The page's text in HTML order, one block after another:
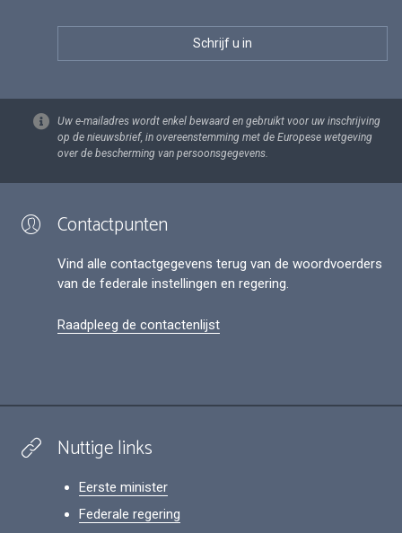
Uw e-mailadres wordt enkel bewaard en gebruikt voor uw inschrijving
op de nieuwsbrief, in overeenstemming met de Europese wetgeving
over de bescherming van persoonsgegevens.
Contactpunten
Vind alle contactgegevens terug van de woordvoerders
van de federale instellingen en regering.
Raadpleeg de contactenlijst
Nuttige links
Eerste minister
Federale regering